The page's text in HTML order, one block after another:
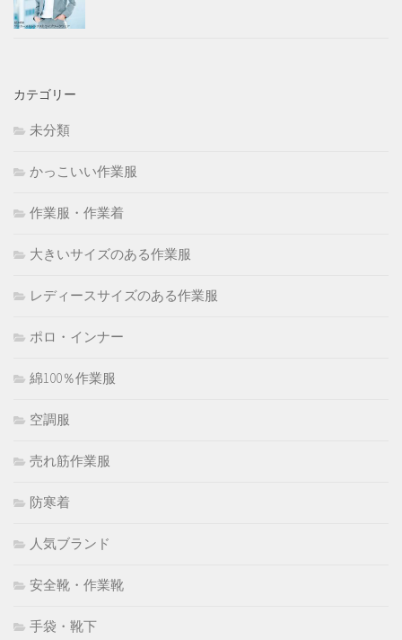
カテゴリー
未分類
かっこいい作業服
作業服・作業着
大きいサイズのある作業服
レディースサイズのある作業服
ポロ・インナー
綿100％作業服
空調服
売れ筋作業服
防寒着
人気ブランド
安全靴・作業靴
手袋・靴下